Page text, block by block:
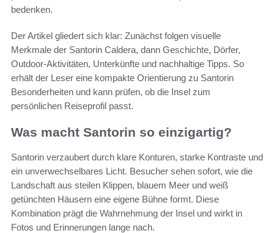
bedenken.
Der Artikel gliedert sich klar: Zunächst folgen visuelle
Merkmale der Santorin Caldera, dann Geschichte, Dörfer,
Outdoor-Aktivitäten, Unterkünfte und nachhaltige Tipps. So
erhält der Leser eine kompakte Orientierung zu Santorin
Besonderheiten und kann prüfen, ob die Insel zum
persönlichen Reiseprofil passt.
Was macht Santorin so einzigartig?
Santorin verzaubert durch klare Konturen, starke Kontraste und
ein unverwechselbares Licht. Besucher sehen sofort, wie die
Landschaft aus steilen Klippen, blauem Meer und weiß
getünchten Häusern eine eigene Bühne formt. Diese
Kombination prägt die Wahrnehmung der Insel und wirkt in
Fotos und Erinnerungen lange nach.